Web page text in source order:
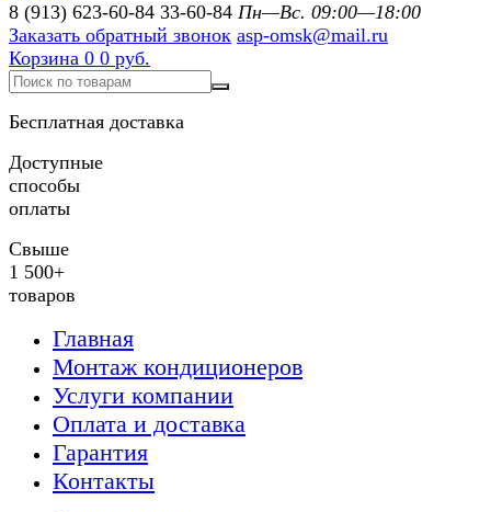
8 (913) 623-60-84 33-60-84 Пн—Вс. 09:00—18:00
Заказать обратный звонок asp-omsk@mail.ru
Корзина 0 0 руб.
Бесплатная доставка
Доступные
способы
оплаты
Свыше
1 500+
товаров
Главная
Монтаж кондиционеров
Услуги компании
Оплата и доставка
Гарантия
Контакты